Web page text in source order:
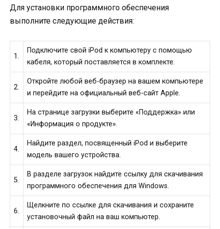
Для установки программного обеспечения
выполните следующие действия:
1.
Подключите свой iPod к компьютеру с помощью
кабеля, который поставляется в комплекте.
2.
Откройте любой веб-браузер на вашем компьютере
и перейдите на официальный веб-сайт Apple.
3.
На странице загрузки выберите «Поддержка» или
«Информация о продукте».
4.
Найдите раздел, посвященный iPod и выберите
модель вашего устройства.
5.
В разделе загрузок найдите ссылку для скачивания
программного обеспечения для Windows.
6.
Щелкните по ссылке для скачивания и сохраните
установочный файл на ваш компьютер.